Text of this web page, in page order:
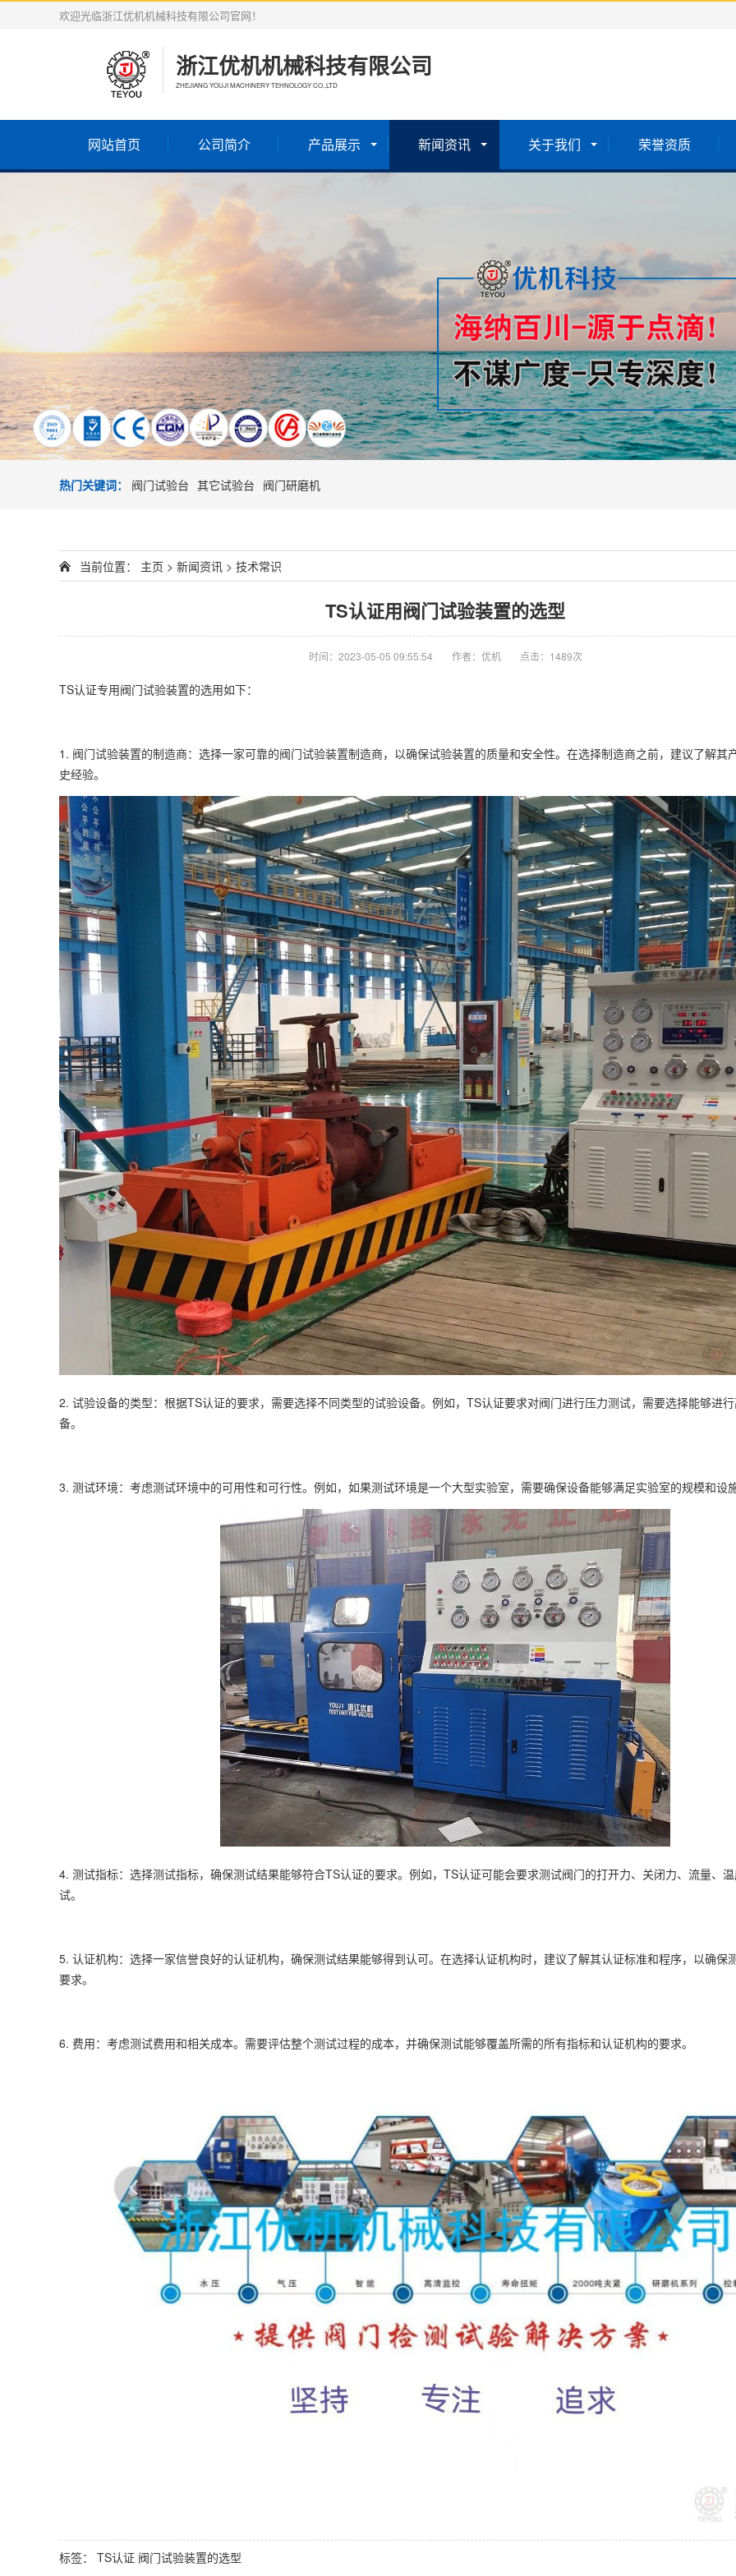
欢迎光临浙江优机机械科技有限公司官网！
浙江优机机械科技有限公司
ZHEJIANG YOUJI MACHINERY TEHNOLOGY CO.,LTD
网站首页 公司简介 产品展示 新闻资讯 关于我们 荣誉资质
热门关键词： 阀门试验台 其它试验台 阀门研磨机
当前位置： 主页 > 新闻资讯 > 技术常识
TS认证用阀门试验装置的选型
时间：2023-05-05 09:55:54 作者：优机 点击： 1489次
TS认证专用阀门试验装置的选用如下：
1. 阀门试验装置的制造商：选择一家可靠的阀门试验装置制造商，以确保试验装置的质量和安全性。在选择制造商之前，建议了解其
史经验。
2. 试验设备的类型：根据TS认证的要求，需要选择不同类型的试验设备。例如，TS认证要求对阀门进行压力测试，需要选择能够进
备。
3. 测试环境：考虑测试环境中的可用性和可行性。例如，如果测试环境是一个大型实验室，需要确保设备能够满足实验室的规模和设施
4. 测试指标：选择测试指标，确保测试结果能够符合TS认证的要求。例如，TS认证可能会要求测试阀门的打开力、关闭力、流量、
试。
5. 认证机构：选择一家信誉良好的认证机构，确保测试结果能够得到认可。在选择认证机构时，建议了解其认证标准和程序，以确保
要求。
6. 费用：考虑测试费用和相关成本。需要评估整个测试过程的成本，并确保测试能够覆盖所需的所有指标和认证机构的要求。
标签： TS认证 阀门试验装置的选型